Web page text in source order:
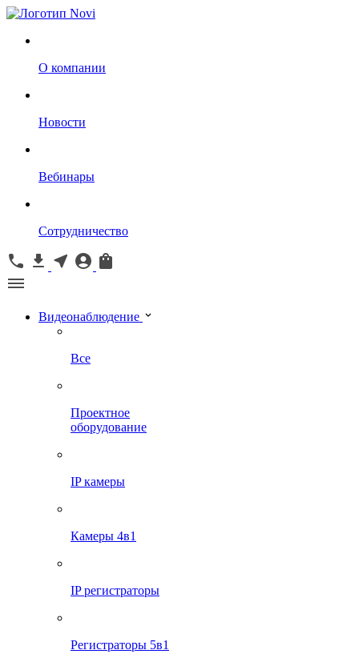
О компании
Новости
Вебинары
Сотрудничество
Видеонаблюдение
Все
Проектное
оборудование
IP камеры
Камеры 4в1
IP регистраторы
Регистраторы 5в1